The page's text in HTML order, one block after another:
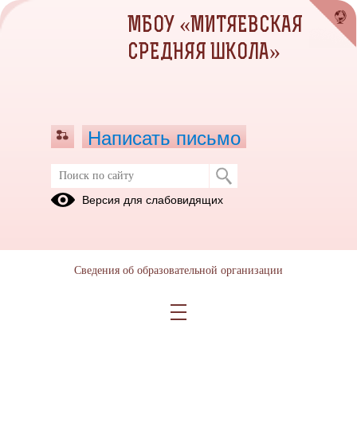
МБОУ «МИТЯЕВСКАЯ
СРЕДНЯЯ ШКОЛА»
Написать письмо
Версия для слабовидящих
Сведения об образовательной организации